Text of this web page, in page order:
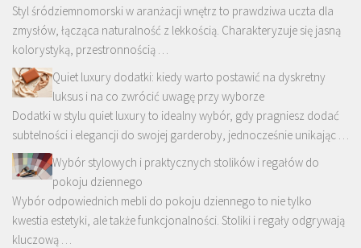
Styl śródziemnomorski w aranżacji wnętrz to prawdziwa uczta dla
zmysłów, łącząca naturalność z lekkością. Charakteryzuje się jasną
kolorystyką, przestronnością …
Quiet luxury dodatki: kiedy warto postawić na dyskretny
luksus i na co zwrócić uwagę przy wyborze
Dodatki w stylu quiet luxury to idealny wybór, gdy pragniesz dodać
subtelności i elegancji do swojej garderoby, jednocześnie unikając …
Wybór stylowych i praktycznych stolików i regałów do
pokoju dziennego
Wybór odpowiednich mebli do pokoju dziennego to nie tylko
kwestia estetyki, ale także funkcjonalności. Stoliki i regały odgrywają
kluczową …